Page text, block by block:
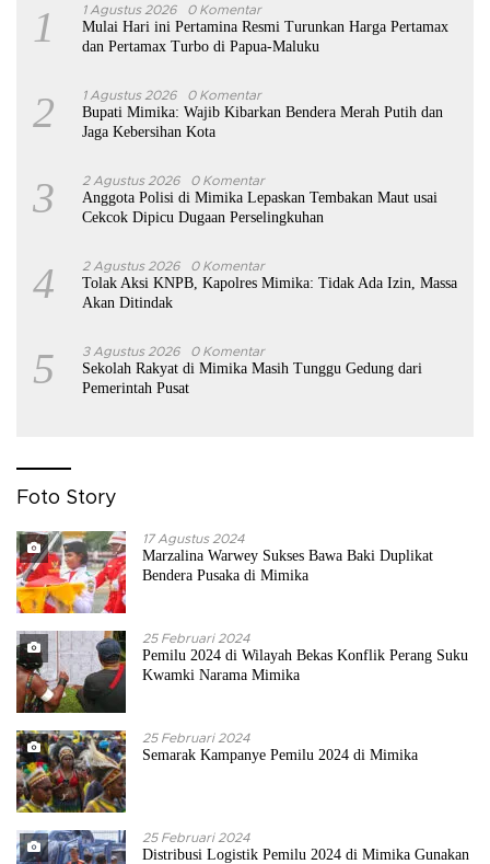
1 1 Agustus 2026 0 Komentar
Mulai Hari ini Pertamina Resmi Turunkan Harga Pertamax
dan Pertamax Turbo di Papua-Maluku
2 1 Agustus 2026 0 Komentar
Bupati Mimika: Wajib Kibarkan Bendera Merah Putih dan
Jaga Kebersihan Kota
3 2 Agustus 2026 0 Komentar
Anggota Polisi di Mimika Lepaskan Tembakan Maut usai
Cekcok Dipicu Dugaan Perselingkuhan
4 2 Agustus 2026 0 Komentar
Tolak Aksi KNPB, Kapolres Mimika: Tidak Ada Izin, Massa
Akan Ditindak
5 3 Agustus 2026 0 Komentar
Sekolah Rakyat di Mimika Masih Tunggu Gedung dari
Pemerintah Pusat
Foto Story
17 Agustus 2024
Marzalina Warwey Sukses Bawa Baki Duplikat
Bendera Pusaka di Mimika
25 Februari 2024
Pemilu 2024 di Wilayah Bekas Konflik Perang Suku
Kwamki Narama Mimika
25 Februari 2024
Semarak Kampanye Pemilu 2024 di Mimika
25 Februari 2024
Distribusi Logistik Pemilu 2024 di Mimika Gunakan